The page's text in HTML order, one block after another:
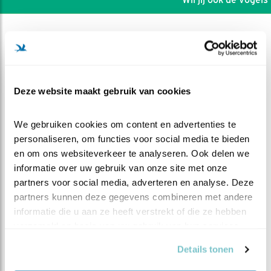
Deze website maakt gebruik van cookies
We gebruiken cookies om content en advertenties te
personaliseren, om functies voor social media te bieden
en om ons websiteverkeer te analyseren. Ook delen we
informatie over uw gebruik van onze site met onze
partners voor social media, adverteren en analyse. Deze
partners kunnen deze gegevens combineren met andere
informatie die u aan ze heeft verstrekt of die ze hebben
Details tonen
DEEL DIT FILMPJE